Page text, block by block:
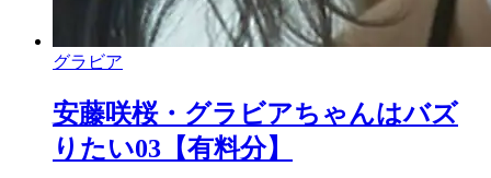
グラビア
安藤咲桜・グラビアちゃんはバズ
りたい03【有料分】